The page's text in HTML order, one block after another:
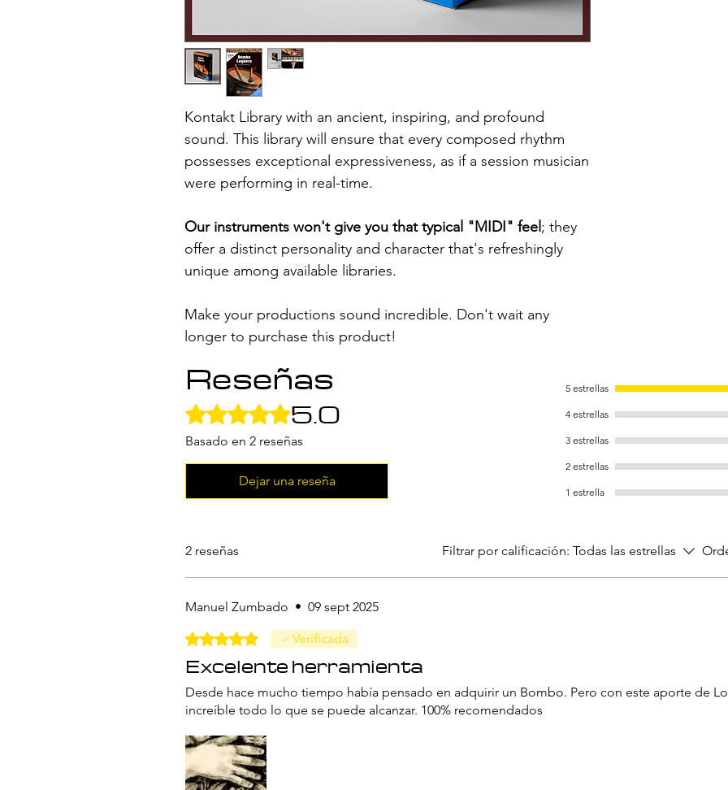
Kontakt Library with an ancient, inspiring, and profound
sound. This library will ensure that every composed rhythm
possesses exceptional expressiveness, as if a session musician
were performing in real-time.
Our instruments won't give you that typical "MIDI" feel; they
offer a distinct personality and character that's refreshingly
unique among available libraries.
Make your productions sound incredible. Don't wait any
longer to purchase this product!
Reseñas
Obtuvo 5 de 5 estrellas.
5.0
Basado en 2 reseñas
Dejar una reseña
5 estrellas
4 estrellas
3 estrellas
2 estrellas
1 estrella
2 reseñas Filtrar por calificación: Todas las estrellas
Manuel Zumbado • 09 sept 2025
Obtuvo 5 de 5 estrellas.Verificada
Excelente herramienta
Desde hace mucho tiempo había pensado en adquirir un Bombo. Pero con este aporte de
increíble todo lo que se puede alcanzar. 100% recomendados